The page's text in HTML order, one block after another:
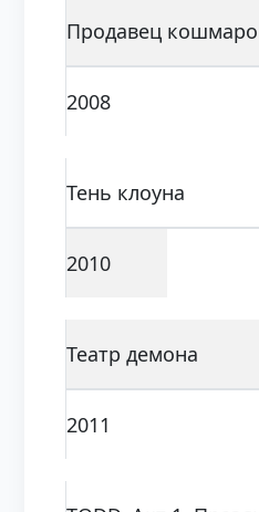
Продавец
2008
Тень клоуна
2010
Театр демона
2011